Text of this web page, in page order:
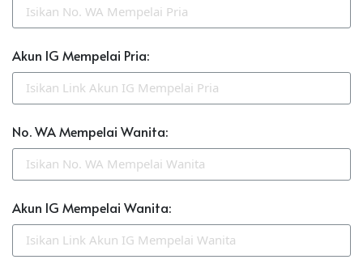
Akun IG Mempelai Pria:
No. WA Mempelai Wanita:
Akun IG Mempelai Wanita: